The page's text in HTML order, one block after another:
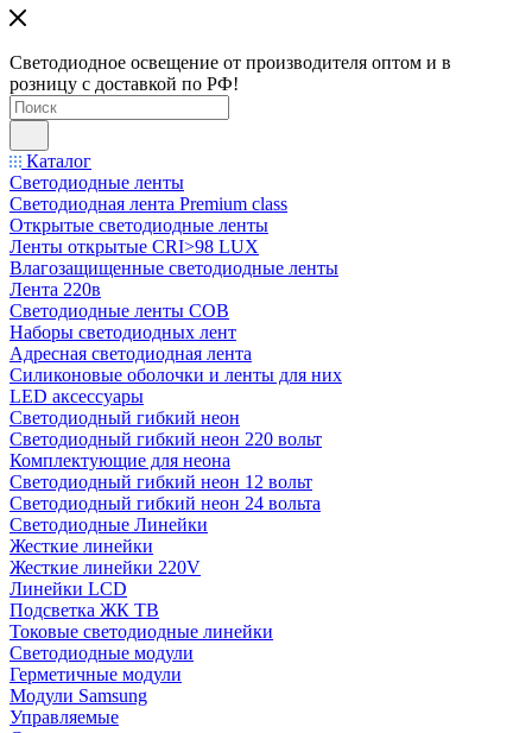
Светодиодное освещение от производителя оптом и в
розницу с доставкой по РФ!
Каталог
Светодиодные ленты
Светодиодная лента Premium class
Открытые светодиодные ленты
Ленты открытые CRI>98 LUX
Влагозащищенные светодиодные ленты
Лента 220в
Светодиодные ленты COB
Наборы светодиодных лент
Адресная светодиодная лента
Силиконовые оболочки и ленты для них
LED аксессуары
Светодиодный гибкий неон
Светодиодный гибкий неон 220 вольт
Комплектующие для неона
Светодиодный гибкий неон 12 вольт
Светодиодный гибкий неон 24 вольта
Светодиодные Линейки
Жесткие линейки
Жесткие линейки 220V
Линейки LCD
Подсветка ЖК ТВ
Токовые светодиодные линейки
Светодиодные модули
Герметичные модули
Модули Samsung
Управляемые